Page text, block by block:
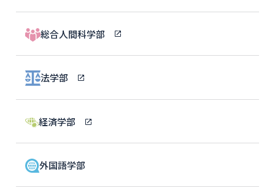
総合人間科学部
法学部
経済学部
外国語学部